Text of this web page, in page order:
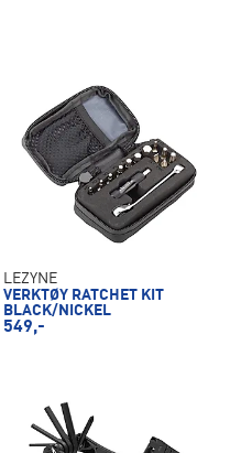
LEZYNE
VERKTØY RATCHET KIT
BLACK/NICKEL
549,-